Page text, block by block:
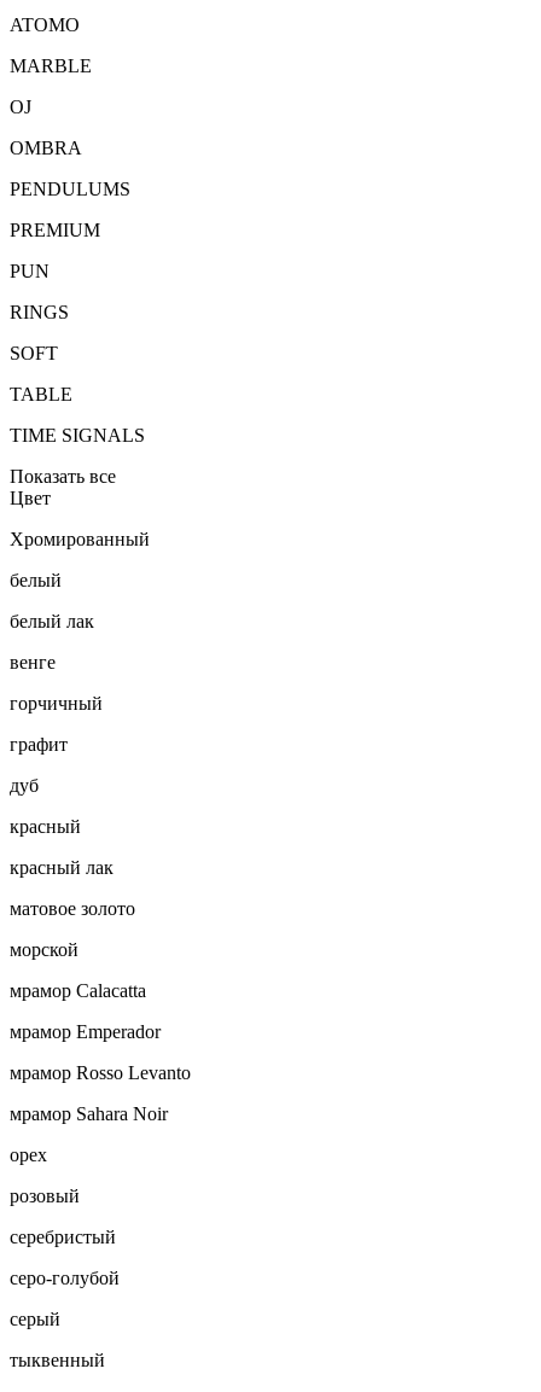
ATOMO
MARBLE
OJ
OMBRA
PENDULUMS
PREMIUM
PUN
RINGS
SOFT
TABLE
TIME SIGNALS
Показать все
Цвет
Хромированный
белый
белый лак
венге
горчичный
графит
дуб
красный
красный лак
матовое золото
морской
мрамор Calacatta
мрамор Emperador
мрамор Rosso Levanto
мрамор Sahara Noir
орех
розовый
серебристый
серо-голубой
серый
тыквенный